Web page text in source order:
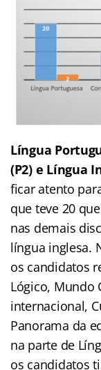
Língua
(P2) e Língua
ficar atento
que teve 20
nas demais
língua inglesa.
os candidatos
Lógico, Mundo
internacional,
Panorama da
na parte de
os candidatos